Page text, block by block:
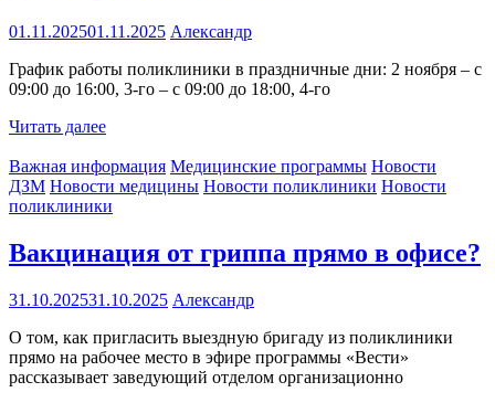
01.11.202501.11.2025 Александр
График работы поликлиники в праздничные дни: 2 ноября – с
09:00 до 16:00, 3-го – с 09:00 до 18:00, 4-го
Читать далее
Важная информация Медицинские программы Новости
ДЗМ Новости медицины Новости поликлиники Новости
поликлиники
Вакцинация от гриппа прямо в офисе?
31.10.202531.10.2025 Александр
О том, как пригласить выездную бригаду из поликлиники
прямо на рабочее место в эфире программы «Вести»
рассказывает заведующий отделом организационно